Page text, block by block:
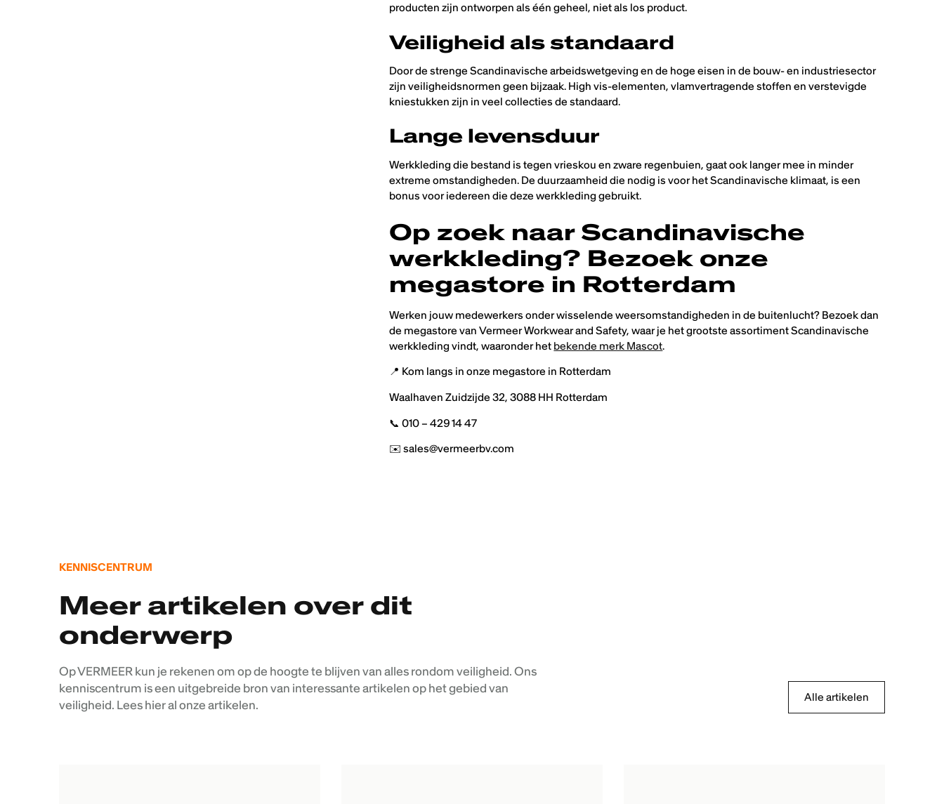
producten zijn ontworpen als één geheel, niet als los product.
Veiligheid als standaard
Door de strenge Scandinavische arbeidswetgeving en de hoge eisen in de bouw- en industriesector
zijn veiligheidsnormen geen bijzaak. High vis-elementen, vlam­vertragende stoffen en verstevigde
kniestukken zijn in veel collecties de standaard.
Lange levensduur
Werkkleding die bestand is tegen vrieskou en zware regenbuien, gaat ook langer mee in minder
extreme omstandigheden. De duurzaamheid die nodig is voor het Scandinavische klimaat, is een
bonus voor iedereen die deze werkkleding gebruikt.
Op zoek naar Scandinavische
werkkleding? Bezoek onze
megastore in Rotterdam
Werken jouw medewerkers onder wisselende weersomstandigheden in de buitenlucht? Bezoek dan
de megastore van Vermeer Workwear and Safety, waar je het grootste assortiment Scandinavische
werkkleding vindt, waaronder het bekende merk Mascot.
📍 Kom langs in onze megastore in Rotterdam
Waalhaven Zuidzijde 32, 3088 HH Rotterdam
📞 010 – 429 14 47
✉️ sales@vermeerbv.com
KENNISCENTRUM
Meer artikelen over dit
onderwerp
Op VERMEER kun je rekenen om op de hoogte te blijven van alles rondom veiligheid. Ons
kenniscentrum is een uitgebreide bron van interessante artikelen op het gebied van
veiligheid. Lees hier al onze artikelen.
Alle artikelen